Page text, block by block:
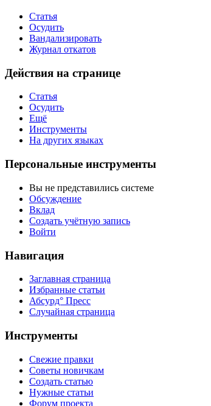
Статья
Осудить
Вандализировать
Журнал откатов
Действия на странице
Статья
Осудить
Ещё
Инструменты
На других языках
Персональные инструменты
Вы не представились системе
Обсуждение
Вклад
Создать учётную запись
Войти
Навигация
Заглавная страница
Избранные статьи
Абсурд° Пресс
Случайная страница
Инструменты
Свежие правки
Советы новичкам
Создать статью
Нужные статьи
Форум проекта